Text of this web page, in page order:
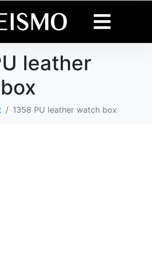
leather
1358 PU leather watch box